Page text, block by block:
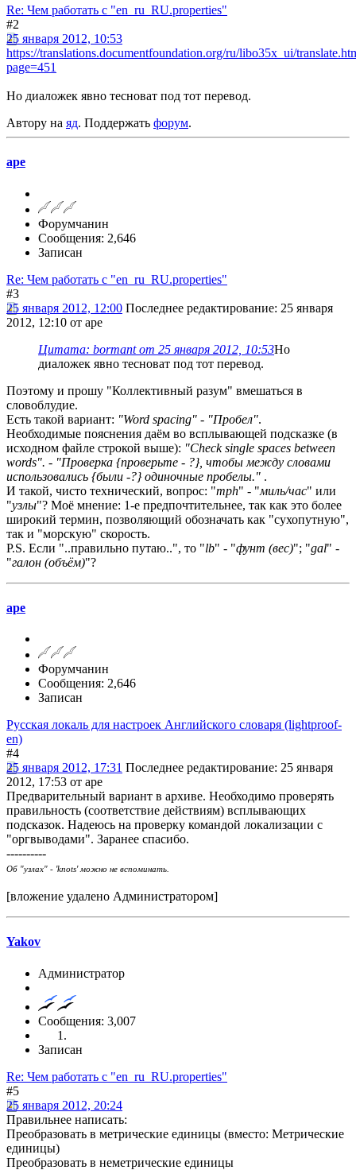
Re: Чем работать с "en_ru_RU.properties"
#2
25 января 2012, 10:53
https://translations.documentfoundation.org/ru/libo35x_ui/
page=451
Но диаложек явно тесноват под тот перевод.
Автору на яд. Поддержать форум.
ape
Форумчанин
Сообщения: 2,646
Записан
Re: Чем работать с "en_ru_RU.properties"
#3
25 января 2012, 12:00 Последнее редактирование: 25 января
2012, 12:10 от ape
Цитата: bormant от 25 января 2012, 10:53Но
диаложек явно тесноват под тот перевод.
Поэтому и прошу "Коллективный разум" вмешаться в
словоблудие.
Есть такой вариант: "Word spacing" - "Пробел".
Необходимые пояснения даём во всплывающей подсказке (в
исходном файле строкой выше): "Check single spaces between
words". - "Проверка {проверьте - ?}, чтобы между словами
использовались {были -?} одиночные пробелы." .
И такой, чисто технический, вопрос: "mph" - "миль/час" или
"узлы"? Моё мнение: 1-е предпочтительнее, так как это более
широкий термин, позволяющий обозначать как "сухопутную",
так и "морскую" скорость.
P.S. Если "..правильно путаю..", то "lb" - "фунт (вес)"; "gal" -
"галон (объём)"?
ape
Форумчанин
Сообщения: 2,646
Записан
Русская локаль для настроек Английского словаря (lightproof-
en)
#4
25 января 2012, 17:31 Последнее редактирование: 25 января
2012, 17:53 от ape
Предварительный вариант в архиве. Необходимо проверять
правильность (соответствие действиям) всплывающих
подсказок. Надеюсь на проверку командой локализации с
"оргвыводами". Заранее спасибо.
----------
Об "узлах" - 'knots' можно не вспоминать.
[вложение удалено Администратором]
Yakov
Администратор
Сообщения: 3,007
Записан
Re: Чем работать с "en_ru_RU.properties"
#5
25 января 2012, 20:24
Правильнее написать:
Преобразовать в метрические единицы (вместо: Метрические
единицы)
Преобразовать в неметрические единицы